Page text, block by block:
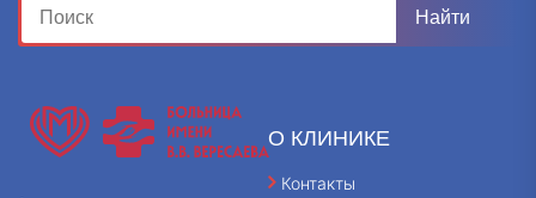
О КЛИНИКЕ
Контакты